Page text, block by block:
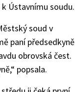
Ústavnímu soudu.
soud v
paní předsedkyně
obrovská čest.
popsala.